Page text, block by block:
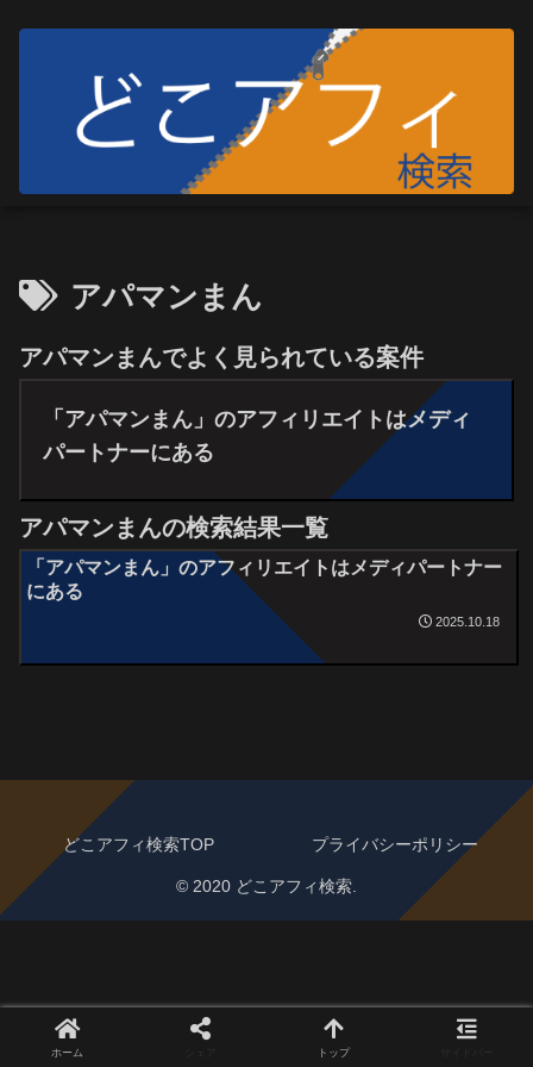
アパマンまん
アパマンまんでよく見られている案件
「アパマンまん」のアフィリエイトはメディ
パートナーにある
アパマンまんの検索結果一覧
「アパマンまん」のアフィリエイトはメディパートナー
にある
2025.10.18
どこアフィ検索TOP プライバシーポリシー
© 2020 どこアフィ検索.
ホーム トップ